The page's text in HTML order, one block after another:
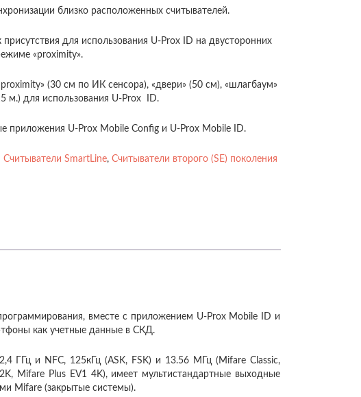
близко расположенных считывателей.
присутствия для использования U-Prox ID на двусторонних
«proximity».
(30 см по ИК сенсора), «двери» (50 см), «шлагбаум»
м.) для использования U-Prox ID.
приложения U-Prox Mobile Config и U-Prox Mobile ID.
Считыватели SmartLine, Считыватели второго (SE) поколения
вместе с приложением U-Prox Mobile ID и
как учетные данные в СКД.
ГГц и NFC, 125кГц (ASK, FSK) и 13.56 МГц (Mifare Classic,
Mifare Plus EV1 4K), имеет мультистандартные выходные
Mifare (закрытые системы).